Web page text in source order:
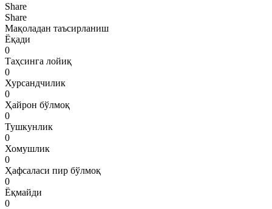
Share
Share
Мақоладан таъсирланиш
Ёқади
0
Таҳсинга лойиқ
0
Хурсандчилик
0
Ҳайрон бўлмоқ
0
Тушкунлик
0
Хомушлик
0
Ҳафсаласи пир бўлмоқ
0
Ёқмайди
0